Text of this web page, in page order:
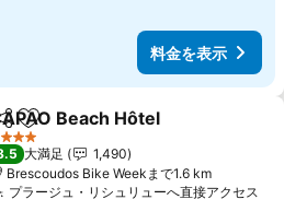
料金を表示
ェアお気に入りに追加
Beach Hôtel
テルのランク
大満足
1,490
Brescoudos Bike Weekまで1.6 km
プラージュ・リシュリューへ直接アクセス